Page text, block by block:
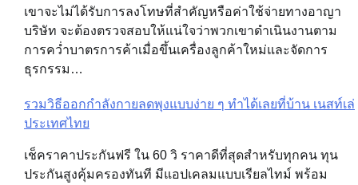
เขาจะไม่ได้รับการลงโทษที่สำคัญหรือค่าใช้จ่ายทางอาญา
บริษัท จะต้องตรวจสอบให้แน่ใจว่าพวกเขาดำเนินงานตาม
การคว่ำบาตรการค้าเมื่อขึ้นเครื่องลูกค้าใหม่และจัดการ
ธุรกรรม…
รวมวิธีออกกำลังกายลดพุงแบบง่าย ๆ ทำได้เลยที่บ้าน เนสท์เล่
ประเทศไทย
เช็คราคาประกันฟรี ใน 60 วิ ราคาดีที่สุดสำหรับทุกคน ทุน
ประกันสูงคุ้มครองทันที มีแอปเคลมแบบเรียลไทม์ พร้อม